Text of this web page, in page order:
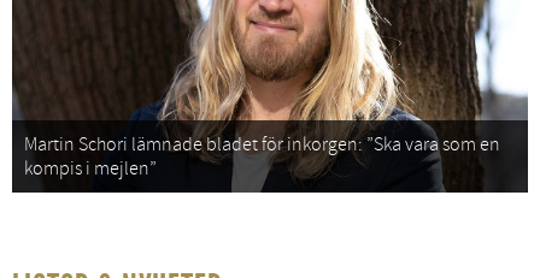
Martin Schori lämnade bladet för inkorgen: ”Ska vara som en
kompis i mejlen”